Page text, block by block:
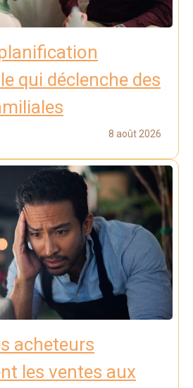
qui déclenche des
8 août 2026
acheteurs
les ventes aux